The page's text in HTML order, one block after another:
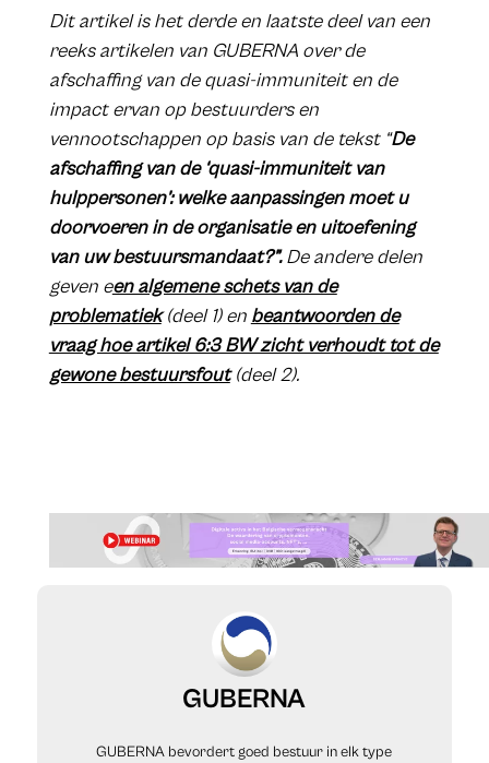
Dit artikel is het derde en laatste deel van een
reeks artikelen van GUBERNA over de
afschaffing van de quasi-immuniteit en de
impact ervan op bestuurders en
vennootschappen op basis van de tekst “De
afschaffing van de ‘quasi-immuniteit van
hulppersonen’: welke aanpassingen moet u
doorvoeren in de organisatie en uitoefening
van uw bestuursmandaat?”.De andere delen
geven een algemene schets van de
problematiek(deel 1) en beantwoorden de
vraag hoe artikel 6:3 BW zicht verhoudt tot de
gewone bestuursfout(deel 2).
GUBERNA
GUBERNA bevordert goed bestuur in elk type